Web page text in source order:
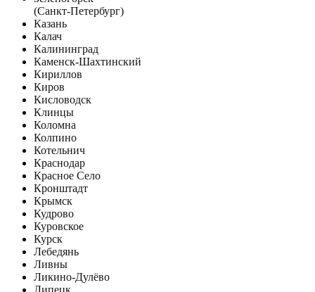
(Санкт-Петербург)
Казань
Калач
Калининград
Каменск-Шахтинский
Кириллов
Киров
Кисловодск
Клинцы
Коломна
Колпино
Котельнич
Краснодар
Красное Село
Кронштадт
Крымск
Кудрово
Куровское
Курск
Лебедянь
Ливны
Ликино-Дулёво